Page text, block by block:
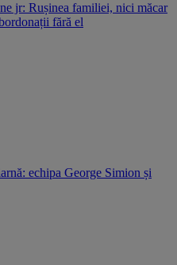
jr: Rușinea familiei, nici măcar
fără el
echipa George Simion și